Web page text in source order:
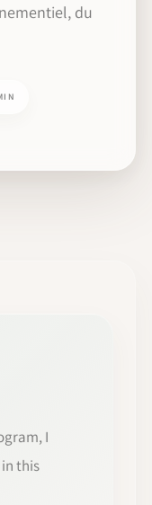
du
I
this